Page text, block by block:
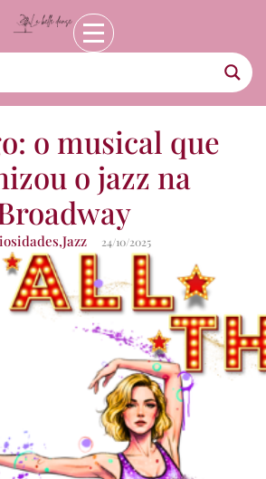
o musical que
o jazz na
,Jazz 24/10/2025